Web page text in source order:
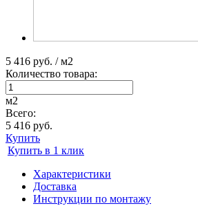
5 416 руб. / м2
Количество товара:
м2
Всего:
5 416 руб.
Купить
Купить в 1 клик
Характеристики
Доставка
Инструкции по монтажу